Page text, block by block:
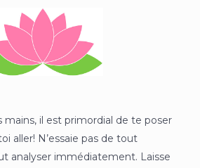
mains, il est primordial de te poser
aller! N’essaie pas de tout
analyser immédiatement. Laisse